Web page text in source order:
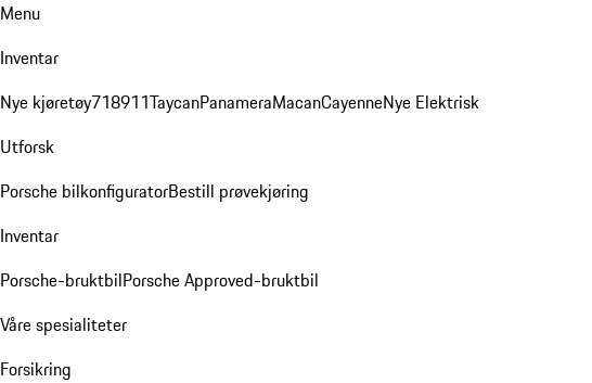
Menu
Inventar
Nye kjøretøy718911TaycanPanameraMacanCayenneNye Elektrisk
Utforsk
Porsche bilkonfiguratorBestill prøvekjøring
Inventar
Porsche-bruktbilPorsche Approved-bruktbil
Våre spesialiteter
Forsikring